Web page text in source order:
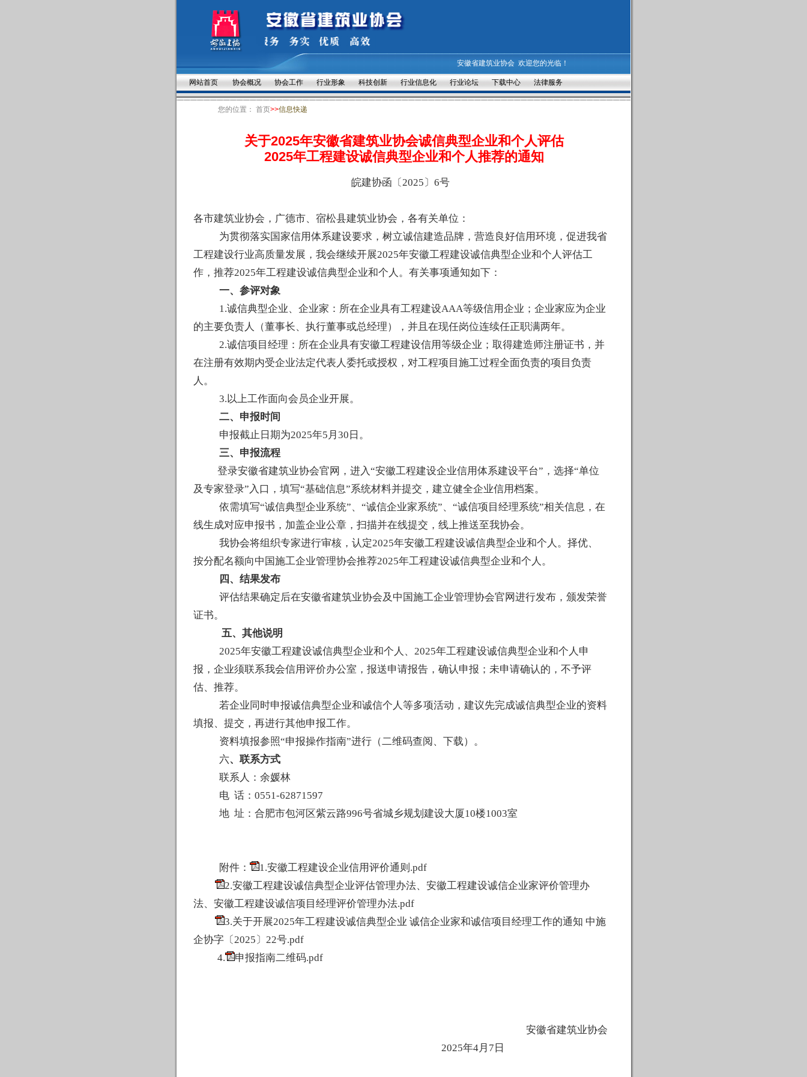
安徽省建筑业协会 欢迎您的光临！
网站首页 协会概况 协会工作 行业形象 科技创新 行业信息化 行业论坛 下载中心 法律服务
您的位置： 首页>>信息快递
关于2025年安徽省建筑业协会诚信典型企业和个人评估
2025年工程建设诚信典型企业和个人推荐的通知
皖建协函〔2025 〕 6号
各市建筑业协会，广德市、宿松县建筑业协会，各有关单位：
为贯彻落实国家信用体系建设要求 ， 树立诚信建造品牌， 营造良好信用环境，促进我省
工程建设行业高质量发展 ， 我会继续开展2025年安徽工程建设诚信典型企业和个人评估工
作，推荐2025年工程建设诚信典型企业和个人。 有关事项通知如下：
一、参评对象
1.诚信典型企业、企业家：所在企业具有工程建设AAA等级信用企业 ；企业家应为企业
的主要负责人（董事长、执行董事或总经理），并且在现任岗位连续任正职满两年。
2.诚信项目经理：所在企业具有安徽工程建设信用等级企业 ；取得建造师注册证书，并
在注册有效期内受企业法定代表人委托或授权，对工程项目施工过程全面负责的项目负责
人。
3.以上工作面向会员企业开展。
二、 申报时间
申报截止日期为2025年5 月 30 日。
三、申报流程
登录安徽省建筑业协会官网，进入“安徽工程建设企业信用体系建设平台”，选择“单位
及专家登录”入口，填写“基础信息”系统材料并提交，建立健全企业信用档案。
依需填写“诚信典型企业系统”、 “诚信企业家系统”、 “诚信项目经理系统”相关信息，在
线生成对应申报书， 加盖企业公章，扫描并在线提交 ， 线上推送至我协会。
我协会将组织专家进行审核，认定2025年安徽工程建设诚信典型企业和个人。择优、
按分配名额向中国施工企业管理协会推荐2025年工程建设诚信典型企业和个人 。
四、结果发布
评估结果确定后在安徽省建筑业协会及中国施工企业管理协会官网进行发布，颁发荣誉
证书。
五、其他说明
2025年安徽工程建设诚信典型企业和个人、 2025年工程建设诚信典型企业和个人 申
报，企业须联系我会信用评价办公室 ，报送申请报告， 确认申报；未申请确认的，不予评
估、推荐。
若企业同时申报诚信典型企业和诚信个人等多项活动，建议先完成诚信典型企业的资料
填报、提交，再进行其他申报工作。
资料填报参照“申报操作指南”进行（二维码查阅、下载） 。
六、 联系方式
联系人： 余媛林
电 话： 0551-62871597
地 址： 合肥市包河区紫云路996号省城乡规划建设大厦10楼1003室
附件：
1.安徽工程建设企业信用评价通则.pdf
2.安徽工程建设诚信典型企业评估管理办法、安徽工程建设诚信企业家评价管理办
法、安徽工程建设诚信项目经理评价管理办法.pdf
3.关于开展2025年工程建设诚信典型企业 诚信企业家和诚信项目经理工作的通知 中施
企协字〔2025〕22号.pdf
4.
申报指南二维码.pdf
安徽省建筑业协会
2025年4月7日